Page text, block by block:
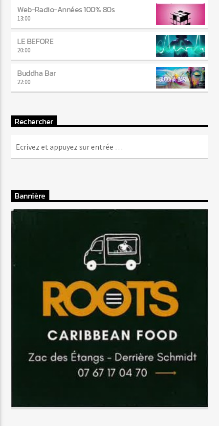
Web-Radio-Années 100% 80s
13:00
LE BEFORE
20:00
Buddha Bar
22:00
Rechercher
Bannière